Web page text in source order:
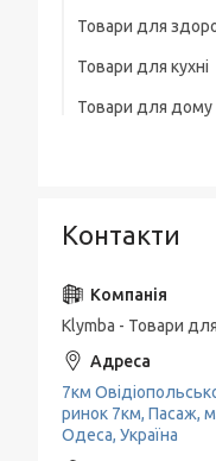
Термосумка
Сумка для
Чоловічі сумки
Освітлення
Обігрівачі
Блендери
Кавоварки
Кавомолки
Соковитискачі
Тостери
Міксери
Товари для
Тример
Фени
Товари для кухні
Набори
Пательні
Чайники,
Кухонне
Кава-брейк
Подрібнювачі
Товари для дому
Контакти
Klymba - Товари
7км
ринок 7км, Пасаж,
Одеса, Україна